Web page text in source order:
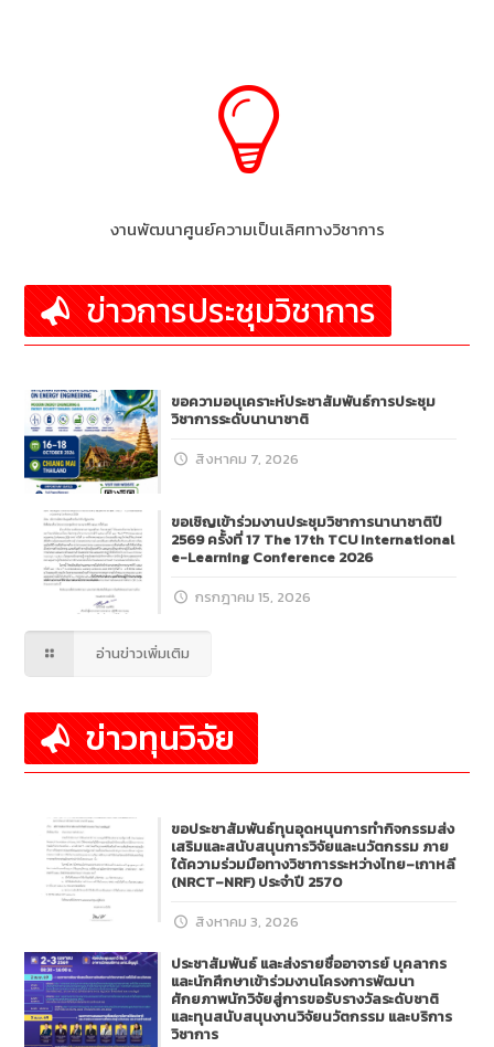
งานพัฒนาศูนย์ความเป็นเลิศทางวิชาการ
ข่าวการประชุมวิชาการ
ขอความอนุเคราะห์ประชาสัมพันธ์การประชุม
วิชาการระดับนานาชาติ
สิงหาคม 7, 2026
ขอเชิญเข้าร่วมงานประชุมวิชาการนานาชาติปี
2569 ครั้งที่ 17 The 17th TCU International
e-Learning Conference 2026
กรกฎาคม 15, 2026
อ่านข่าวเพิ่มเติม
ข่าวทุนวิจัย
ขอประชาสัมพันธ์ทุนอุดหนุนการทำกิจกรรมส่ง
เสริมและสนับสนุนการวิจัยและนวัตกรรม ภาย
ใต้ความร่วมมือทางวิชาการระหว่างไทย–เกาหลี
(NRCT–NRF) ประจำปี 2570
สิงหาคม 3, 2026
ประชาสัมพันธ์ และส่งรายชื่ออาจารย์ บุคลากร
และนักศึกษาเข้าร่วมงานโครงการพัฒนา
ศักยภาพนักวิจัยสู่การขอรับรางวัลระดับชาติ
และทุนสนับสนุนงานวิจัยนวัตกรรม และบริการ
วิชาการ